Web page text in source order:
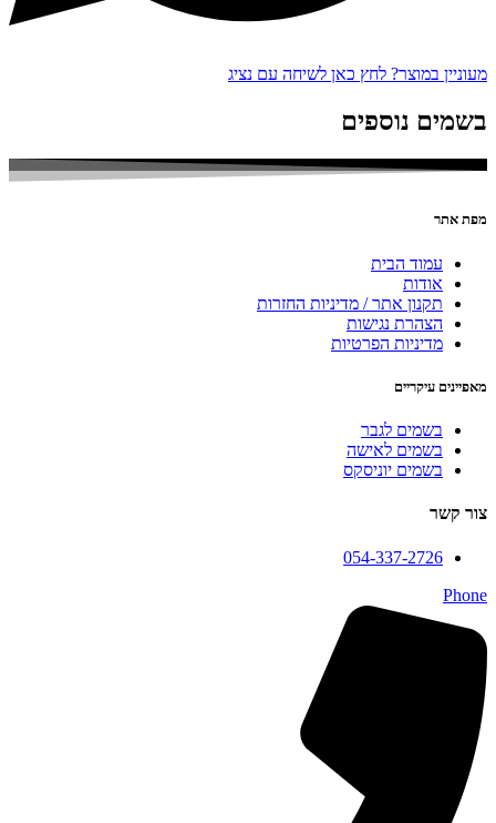
מעוניין במוצר? לחץ כאן לשיחה עם נציג
בשמים נוספים
מפת אתר
עמוד הבית
אודות
תקנון אתר / מדיניות החזרות
הצהרת נגישות
מדיניות הפרטיות
מאפיינים עיקריים
בשמים לגבר
בשמים לאישה
בשמים יוניסקס
צור קשר
054-337-2726
Phone